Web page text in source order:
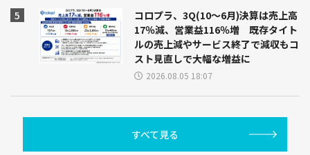
コロプラ、3Q(10～6月)決算は売上高
17％減、営業益116％増 既存タイト
ルの売上減やサービス終了で減収もコ
スト見直しで大幅な増益に
2026.08.05 18:07
すべて見る